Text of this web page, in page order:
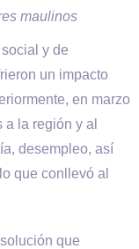
maulinos
y de
un impacto
en marzo
la región y al
desempleo, así
que conllevó al
que